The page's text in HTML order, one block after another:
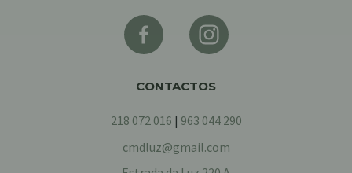
CONTACTOS
218 072 016 | 963 044 290
cmdluz@gmail.com